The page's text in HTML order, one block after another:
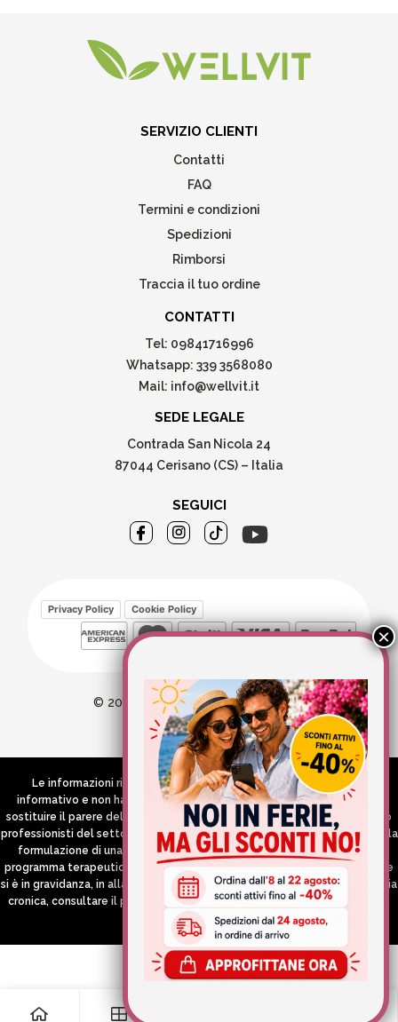
SERVIZIO CLIENTI
Contatti
FAQ
Termini e condizioni
Spedizioni
Rimborsi
Traccia il tuo ordine
CONTATTI
Tel: 09841716996
Whatsapp: 339 3568080
Mail: info@wellvit.it
SEDE LEGALE
Contrada San Nicola 24
87044 Cerisano (CS) – Italia
SEGUICI
Privacy Policy Cookie Policy
© 2026 Wellvit All Rights Reserved
Credits:Aries comunica
Le informazioni riportate nel Sito hanno esclusivamente scopo
informativo e non hanno in alcun modo né la pretesa né l’obiettivo di
sostituire il parere del medico e/o specialista, di altri operatori sanitari o
professionisti del settore che devono in ogni caso essere contattati per la
formulazione di una diagnosi o l’indicazione di un eventuale corretto
programma terapeutico e/o dietetico e/o di integrazione alimentare. Se
si è in gravidanza, in allattamento o si stanno assumendo farmaci in terapia
cronica, consultare il proprio medico curante prima di assumere qualsiasi
integratore.